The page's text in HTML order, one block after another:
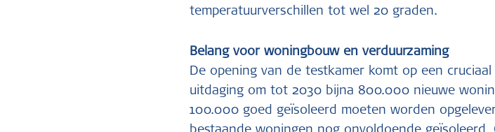
temperatuurverschillen tot wel 20 graden.
Belang voor woningbouw en verduurzaming
De opening van de testkamer komt op een
uitdaging om tot 2030 bijna 800.000 nieuwe
100.000 goed geïsoleerd moeten worden